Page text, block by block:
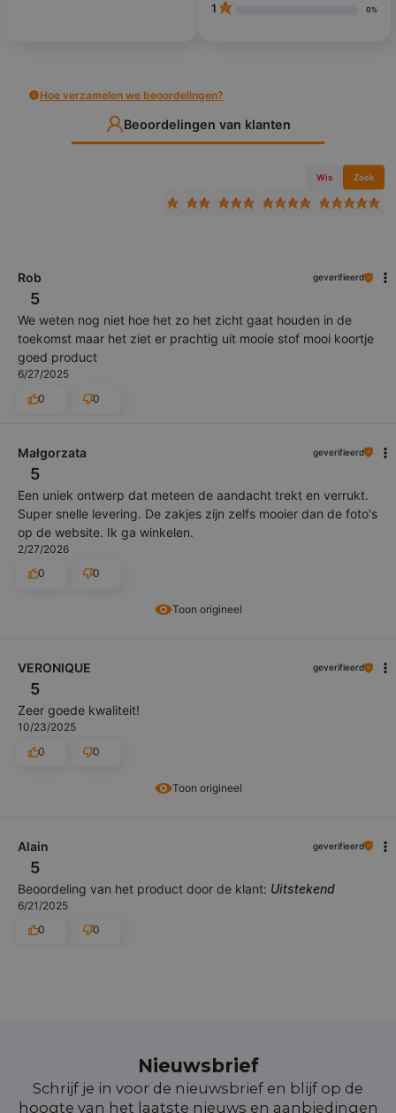
1 0%
Hoe verzamelen we beoordelingen?
Beoordelingen van klanten
Wis Zoek
Rob geverifieerd
5
We weten nog niet hoe het zo het zicht gaat houden in de
toekomst maar het ziet er prachtig uit mooie stof mooi koortje
goed product
6/27/2025
0
0
Toon origineel
Małgorzata geverifieerd
5
Een uniek ontwerp dat meteen de aandacht trekt en verrukt.
Super snelle levering. De zakjes zijn zelfs mooier dan de foto's
op de website. Ik ga winkelen.
2/27/2026
0
0
Toon origineel
VERONIQUE geverifieerd
5
Zeer goede kwaliteit!
10/23/2025
0
0
Alain geverifieerd
5
Beoordeling van het product door de klant: Uitstekend
6/21/2025
0
0
Nieuwsbrief
Schrijf je in voor de nieuwsbrief en blijf op de
hoogte van het laatste nieuws en aanbiedingen